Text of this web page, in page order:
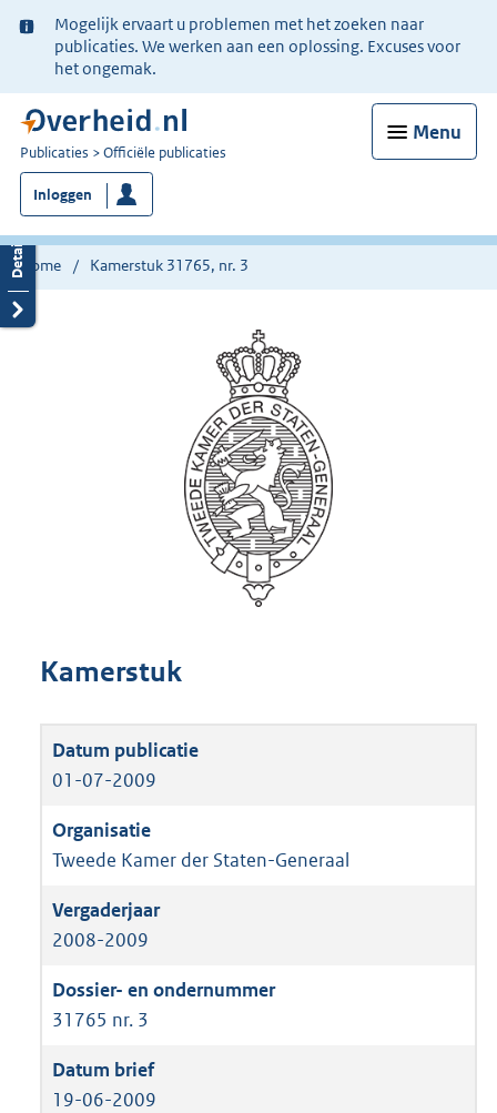
Ter
informatie:
Mogelijk ervaart u problemen met het zoeken naar
publicaties. We werken aan een oplossing. Excuses voor
het ongemak.
Menu
U
bent
nu
hier:
Publicaties Officiële publicaties
Inloggen
Home Kamerstuk 31765, nr. 3
Kamerstuk
01-07-2009
Tweede Kamer der Staten-Generaal
2008-2009
31765 nr. 3
19-06-2009